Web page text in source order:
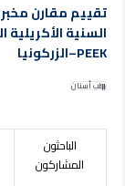
PEEK–الزركونيا
طب أسنان
الباحثون
المشاركون